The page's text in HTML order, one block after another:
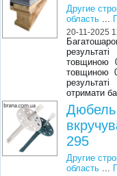
Другие
область ...
20-11-2025
товщиною
товщиною
отримати
Дюбель
295
Другие
область ...